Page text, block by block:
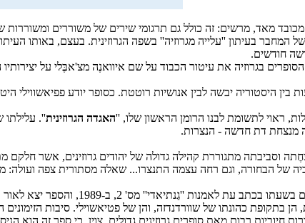
מגרוזיה'' בשפה הגרוזינית. בעצם, באותו העיתון פורסמו בשנות 1989 - 1991 כמעט כל עבודותיו של
חודשים.
בין היסטוריה יבשה לבין אנושיות רוטטת. כסופר יודע
ראוי לתשומת לבנו הרומן הראשון שלו, ''האגדה הגרוזינית''. עלילתו
מנצחת דת חדשה - הנצרות.
וסביבתה מתגוררת קהילה גדולה של יהודים גרוזינים, אשר
של הבחורה, וגם רחה עצמה התנצרו... שאלה מסתורית צפה ועולה:
הן בתקופת כהונתו של שוורדנדזה, והן של פטיאשוילי. סיבות